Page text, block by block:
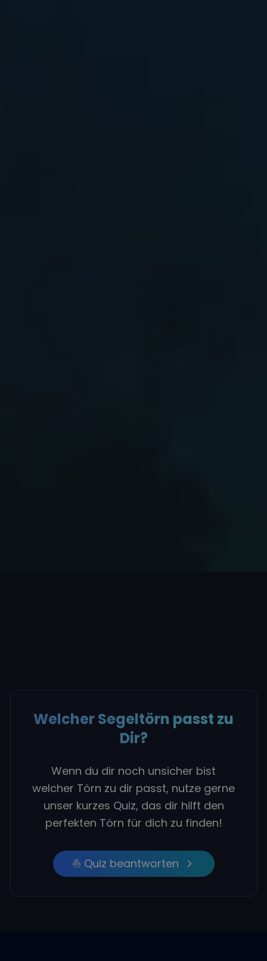
Welcher Segeltörn passt zu
Dir?
Wenn du dir noch unsicher bist
welcher Törn zu dir passt, nutze gerne
unser kurzes Quiz, das dir hilft den
perfekten Törn für dich zu finden!
⛵ Quiz beantworten